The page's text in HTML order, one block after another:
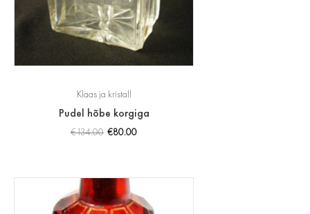
Klaas ja kristall
Pudel hõbe korgiga
€134.00 €80.00